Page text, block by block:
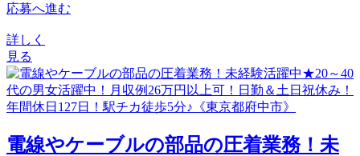
応募へ進む
詳しく
見る
電線やケーブルの部品の圧着業務！未